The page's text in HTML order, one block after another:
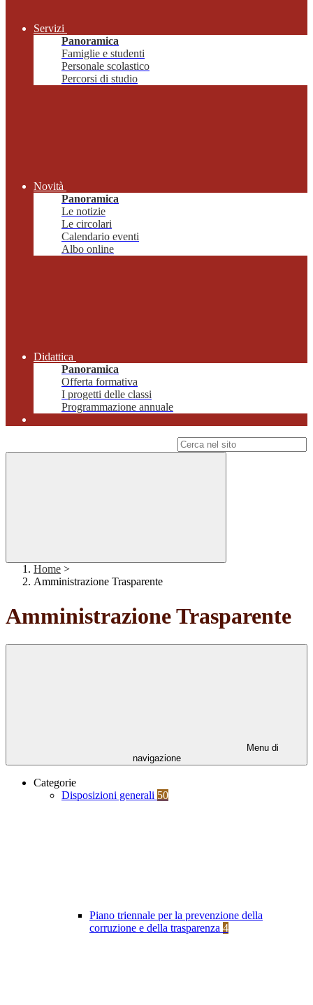
Servizi
Panoramica
Famiglie e studenti
Personale scolastico
Percorsi di studio
Novità
Panoramica
Le notizie
Le circolari
Calendario eventi
Albo online
Didattica
Panoramica
Offerta formativa
I progetti delle classi
Programmazione annuale
Home >
Amministrazione Trasparente
Amministrazione Trasparente
Menu di
navigazione
Categorie
Disposizioni generali 50
Piano triennale per la prevenzione della
corruzione e della trasparenza 4